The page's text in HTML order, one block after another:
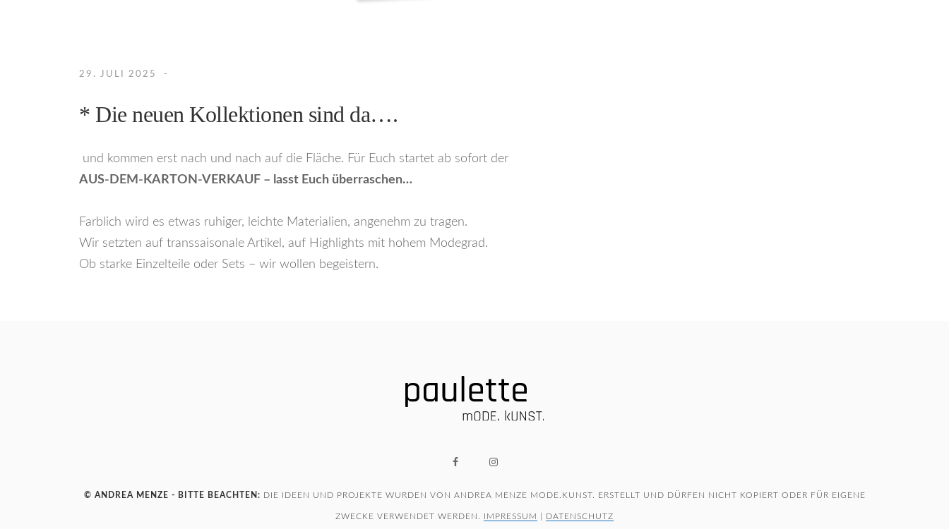
29. JULI 2025
* Die neuen Kollektionen sind da….
und kommen erst nach und nach auf die Fläche. Für Euch startet ab sofort der
AUS-DEM-KARTON-VERKAUF – lasst Euch überraschen…
Farblich wird es etwas ruhiger, leichte Materialien, angenehm zu tragen.
Wir setzten auf transsaisonale Artikel, auf Highlights mit hohem Modegrad.
Ob starke Einzelteile oder Sets – wir wollen begeistern.
© ANDREA MENZE - BITTE BEACHTEN: DIE IDEEN UND PROJEKTE WURDEN VON ANDREA MENZE MODE.KUNST. ERSTELLT UND DÜRFEN NICHT KOPIERT ODER FÜR EIGENE
ZWECKE VERWENDET WERDEN. IMPRESSUM DATENSCHUTZ